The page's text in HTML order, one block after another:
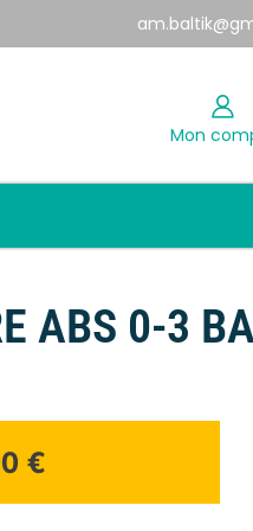
Mon
ABS 0-3
€